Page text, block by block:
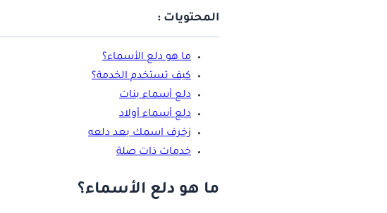
المحتويات :
ما هو دلع الأسماء؟
كيف تستخدم الخدمة؟
دلع أسماء بنات
دلع أسماء أولاد
زخرف اسمك بعد دلعه
خدمات ذات صلة
ما هو دلع الأسماء؟